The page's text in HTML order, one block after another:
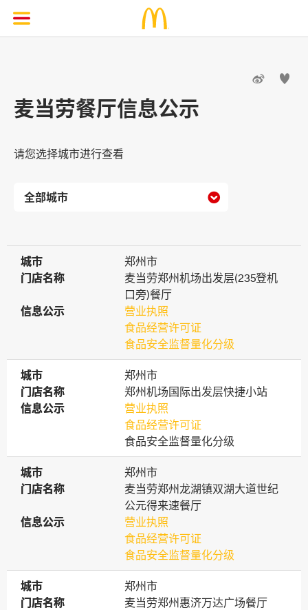
 
麦当劳餐厅信息公示
请您选择城市进行查看

城市
城市
郑州市
门店名称
门店名称
麦当劳郑州机场出发层(235登机
口旁)餐厅
信息公示
信息公示
营业执照
食品经营许可证
食品安全监督量化分级
城市
城市
郑州市
门店名称
门店名称
郑州机场国际出发层快捷小站
信息公示
信息公示
营业执照
食品经营许可证
食品安全监督量化分级
城市
城市
郑州市
门店名称
门店名称
麦当劳郑州龙湖镇双湖大道世纪
公元得来速餐厅
信息公示
信息公示
营业执照
食品经营许可证
食品安全监督量化分级
城市
城市
郑州市
门店名称
门店名称
麦当劳郑州惠济万达广场餐厅